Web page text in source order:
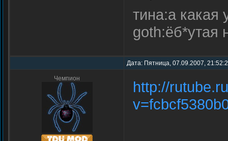
тина:а какая
goth:ёб*утая
Дата: Пятница, 07.09.2007,
Чемпион
http://